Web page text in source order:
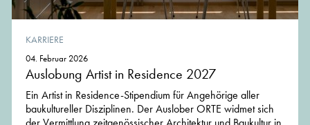
KARRIERE
04. Februar 2026
Auslobung Artist in Residence 2027
Ein Artist in Residence-Stipendium für Angehörige aller
baukultureller Disziplinen. Der Auslober ORTE widmet sich